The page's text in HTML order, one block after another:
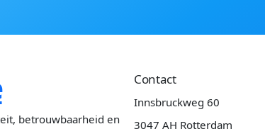
betrouwbaarheid en
Contact
Innsbruckweg 60
3047 AH Rotterdam